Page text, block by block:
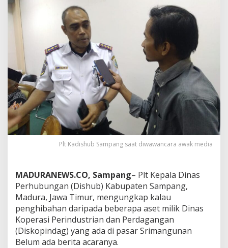
Plt Kadishub Sampang saat diwawancara awak media
MADURANEWS.CO, Sampang– Plt Kepala Dinas
Perhubungan (Dishub) Kabupaten Sampang,
Madura, Jawa Timur, mengungkap kalau
penghibahan daripada beberapa aset milik Dinas
Koperasi Perindustrian dan Perdagangan
(Diskopindag) yang ada di pasar Srimangunan
Belum ada berita acaranya.